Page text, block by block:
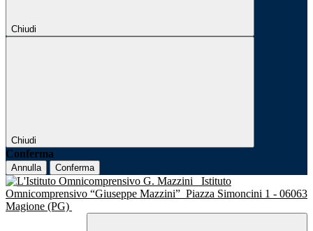
Chiudi
Chiudi
Conferma
Annulla Conferma
Istituto
Omnicomprensivo “Giuseppe Mazzini” Piazza Simoncini 1 - 06063
Magione (PG)